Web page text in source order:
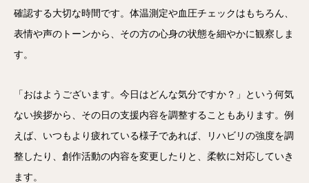
確認する大切な時間です。体温測定や血圧チェックはもちろん、
表情や声のトーンから、その方の心身の状態を細やかに観察しま
す。
「おはようございます。今日はどんな気分ですか？」という何気
ない挨拶から、その日の支援内容を調整することもあります。例
えば、いつもより疲れている様子であれば、リハビリの強度を調
整したり、創作活動の内容を変更したりと、柔軟に対応していき
ます。